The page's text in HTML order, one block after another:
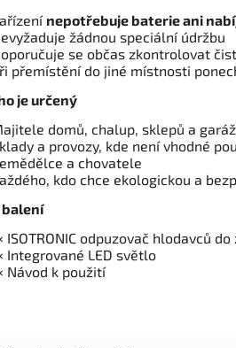
nepotřebuje baterie ani
žádnou speciální údržbu
se občas zkontrolovat
přemístění do jiné místnosti
je určený
domů, chalup, sklepů a
a provozy, kde není vhodné
a chovatele
kdo chce ekologickou a
balení
ISOTRONIC odpuzovač hlodavců
Integrované LED světlo
Návod k použití